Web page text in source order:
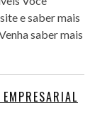
e saber mais
saber mais